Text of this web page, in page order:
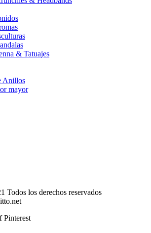
& Tatuajes
Anillos
mayor
los derechos reservados
Pinterest